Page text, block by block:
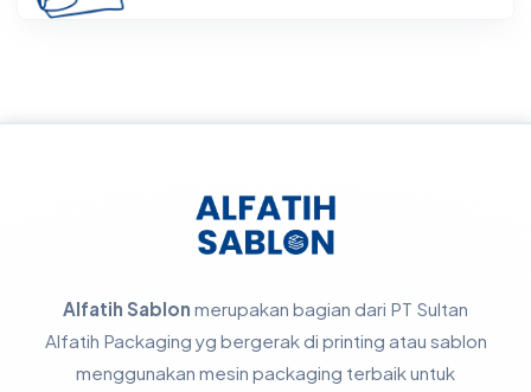
Alfatih Sablon merupakan bagian dari PT Sultan
Alfatih Packaging yg bergerak di printing atau sablon
menggunakan mesin packaging terbaik untuk